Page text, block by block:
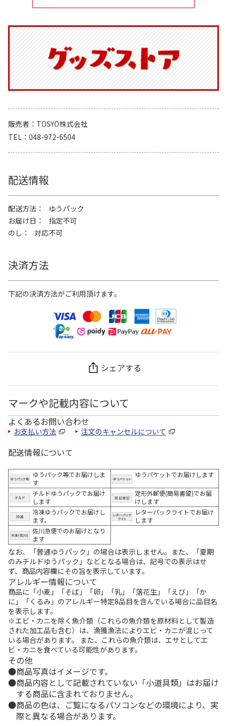
販売者
TOSYO株式会社
TEL
048-972-6504
配送情報
配送方法
ゆうパック
お届け日
指定不可
のし
対応不可
決済方法
下記の決済方法がご利用頂けます。
シェアする
マークや記載内容について
よくあるお問い合わせ
お支払い方法 注文のキャンセルについて
配送情報について
ゆうパック等でお届けしま
す
ゆうパケットでお届けします
チルドゆうパックでお届け
します
定形外郵便(簡易書留)でお届
けします
冷凍ゆうパックでお届けし
ます。
レターパックライトでお届け
します
佐川急便でのお届けとなり
ます
なお、「普通ゆうパック」の場合は表示しません。また、「夏期
のみチルドゆうパック」などとなる場合は、記号での表示はせ
ず、商品内容欄にその旨を表示しています。
アレルギー情報について
商品に「小麦」「そば」「卵」「乳」「落花生」「えび」「か
に」「くるみ」のアレルギー特定8品目を含んでいる場合に品目名
を表示します。
※エビ・カニを除く魚介類（これらの魚介類を原材料として製造
された加工品も含む）は、漁獲漁法によりエビ・カニが混じって
いる場合があります。 また、これらの魚介類は、エサとしてエ
ビ・カニを食べている可能性があります。
その他
商品写真はイメージです。
商品内容として記載されていない「小道具類」はお届け
する商品に含まれておりません。
商品の色は、ご覧になるパソコンなどの環境により、実
際と異なる場合があります。